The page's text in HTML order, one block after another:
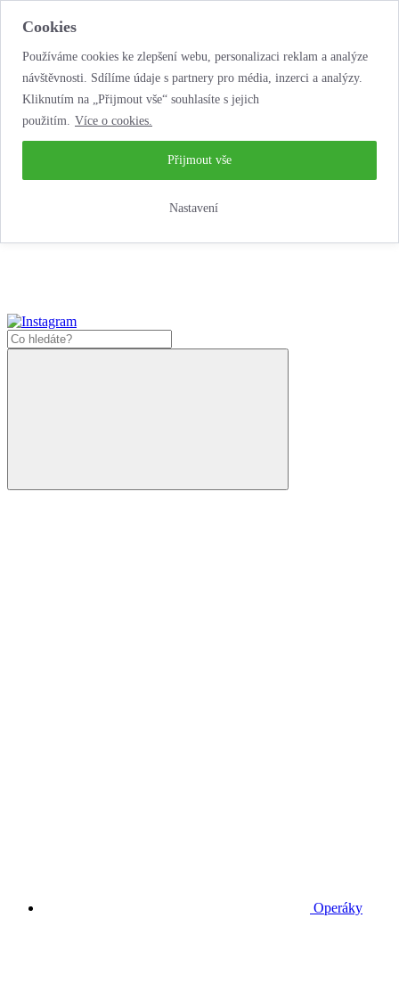
Cookies
Používáme cookies ke zlepšení webu, personalizaci reklam a analýze
návštěvnosti. Sdílíme údaje s partnery pro média, inzerci a analýzy.
Kliknutím na „Přijmout vše“ souhlasíte s jejich
použitím. Více o cookies.
Nastavení
Přijmout vše
...neobyčejná jízda životem!
Operáky